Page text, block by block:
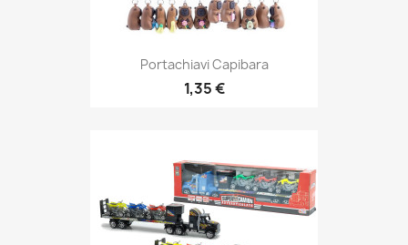
Portachiavi Capibara
1,35 €